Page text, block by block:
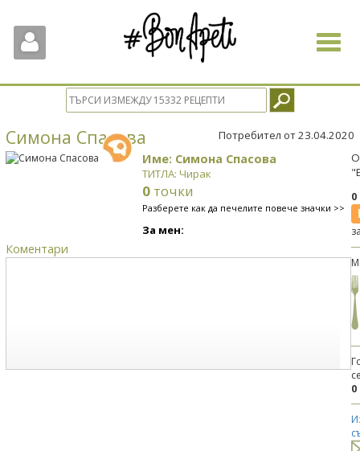
Toggle
Симона Спасова Потребител от 23.04.2020
Име: Симона Спасова
ТИТЛА: Чирак
0 точки
Разберете как да печелите повече значки >>
За мен:
Коментари
0